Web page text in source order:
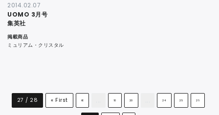
2014.02.07
UOMO 3月号
集英社
掲載商品
ミュリアム・クリスタル
27 / 28 « First « ... 10 20 ... 24 25 26